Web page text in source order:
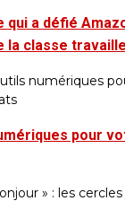
qui a défié
la classe
pour